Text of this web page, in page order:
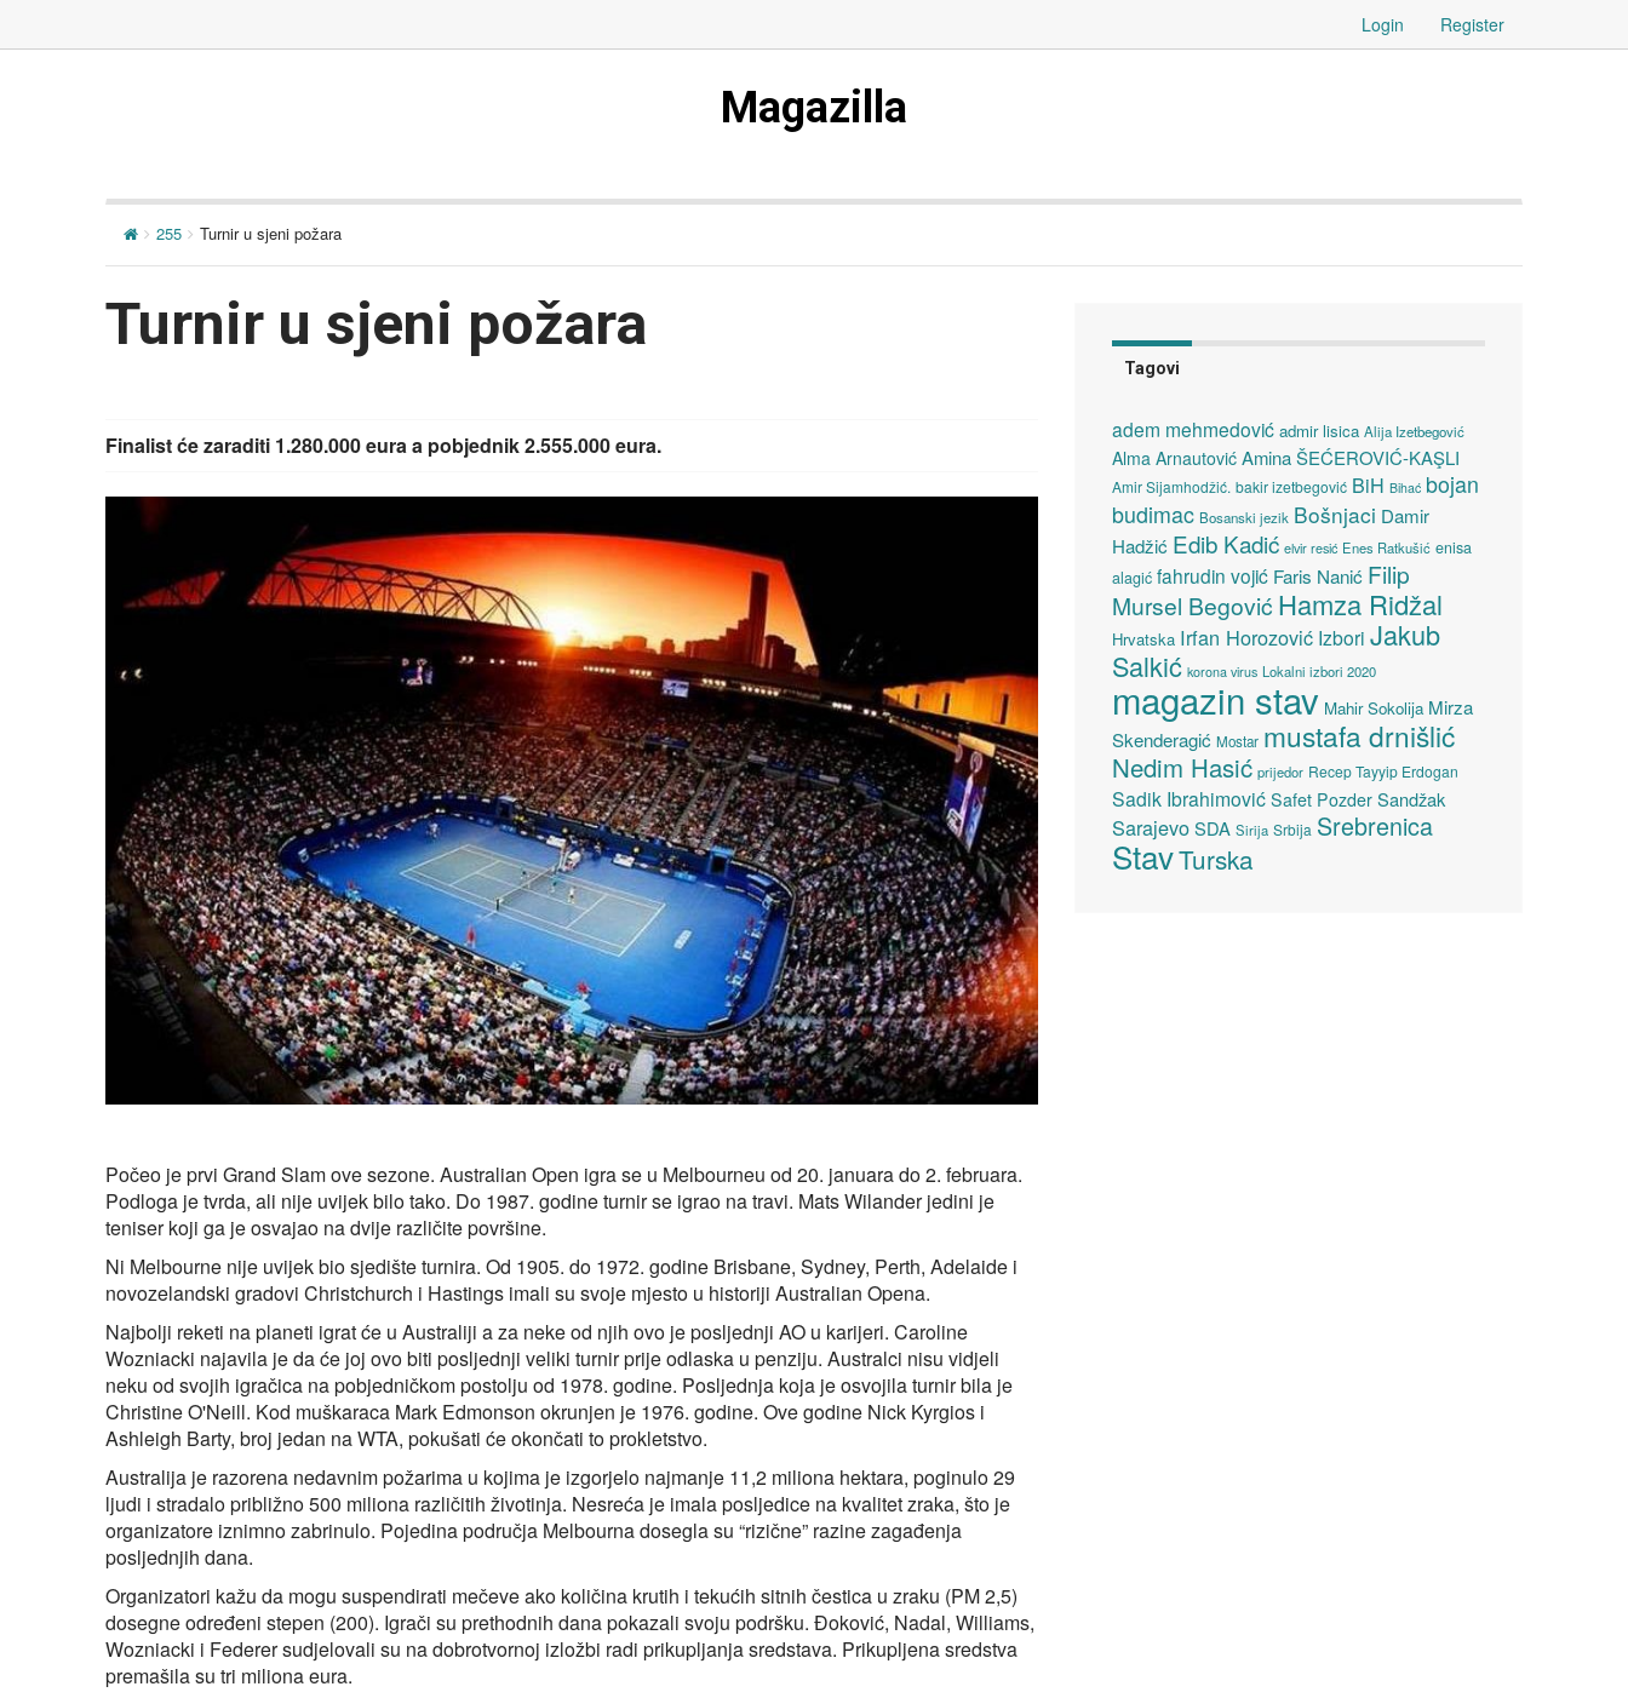
Login Register
Magazilla
255 Turnir u sjeni požara
Turnir u sjeni požara
Finalist će zaraditi 1.280.000 eura a pobjednik 2.555.000 eura.
Počeo je prvi Grand Slam ove sezone. Australian Open igra se u Melbourneu od 20. januara do 2. februara.
Podloga je tvrda, ali nije uvijek bilo tako. Do 1987. godine turnir se igrao na travi. Mats Wilander jedini je
teniser koji ga je osvajao na dvije različite površine.
Ni Melbourne nije uvijek bio sjedište turnira. Od 1905. do 1972. godine Brisbane, Sydney, Perth, Adelaide i
novozelandski gradovi Christchurch i Hastings imali su svoje mjesto u historiji Australian Opena.
Najbolji reketi na planeti igrat će u Australiji a za neke od njih ovo je posljednji AO u karijeri. Caroline
Wozniacki najavila je da će joj ovo biti posljednji veliki turnir prije odlaska u penziju. Australci nisu vidjeli
neku od svojih igračica na pobjedničkom postolju od 1978. godine. Posljednja koja je osvojila turnir bila je
Christine O'Neill. Kod muškaraca Mark Edmonson okrunjen je 1976. godine. Ove godine Nick Kyrgios i
Ashleigh Barty, broj jedan na WTA, pokušati će okončati to prokletstvo.
Australija je razorena nedavnim požarima u kojima je izgorjelo najmanje 11,2 miliona hektara, poginulo 29
ljudi i stradalo približno 500 miliona različitih životinja. Nesreća je imala posljedice na kvalitet zraka, što je
organizatore iznimno zabrinulo. Pojedina područja Melbourna dosegla su “rizične” razine zagađenja
posljednjih dana.
Organizatori kažu da mogu suspendirati mečeve ako količina krutih i tekućih sitnih čestica u zraku (PM 2,5)
dosegne određeni stepen (200). Igrači su prethodnih dana pokazali svoju podršku. Đoković, Nadal, Williams,
Wozniacki i Federer sudjelovali su na dobrotvornoj izložbi radi prikupljanja sredstava. Prikupljena sredstva
premašila su tri miliona eura.
Tagovi
adem mehmedović admir lisica Alija Izetbegović
Alma Arnautović Amina ŠEĆEROVIĆ-KAŞLI
Amir Sijamhodžić. bakir izetbegović BiH Bihać bojan
budimac Bosanski jezik Bošnjaci Damir
Hadžić Edib Kadić elvir resić Enes Ratkušić enisa
alagić fahrudin vojić Faris Nanić Filip
Mursel Begović Hamza Ridžal
Hrvatska Irfan Horozović Izbori Jakub
Salkić korona virus Lokalni izbori 2020
magazin stav Mahir Sokolija Mirza
Skenderagić Mostar mustafa drnišlić
Nedim Hasić prijedor Recep Tayyip Erdogan
Sadik Ibrahimović Safet Pozder Sandžak
SarajevoSDA Sirija Srbija Srebrenica
StavTurska